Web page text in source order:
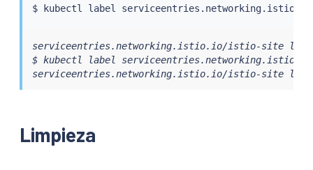
$ kubectl label
serviceentries.networking.istio.io/istio-site
$ kubectl label serviceentries.networking.istio.io
serviceentries.networking.istio.io/istio-site
Limpieza